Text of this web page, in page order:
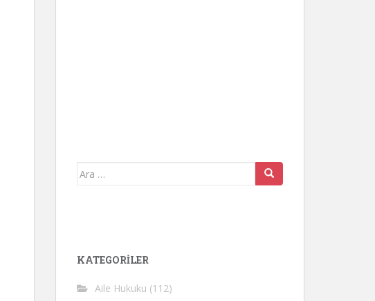
Arama
KATEGORİLER
Aile Hukuku (112)